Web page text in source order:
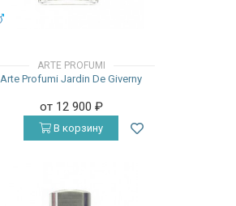
ARTE PROFUMI
Arte Profumi Jardin De Giverny
от 12 900 ₽
В корзину